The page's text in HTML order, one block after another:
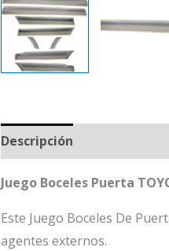
Descripción
Juego Boceles Puerta
Este Juego Boceles De
agentes externos.